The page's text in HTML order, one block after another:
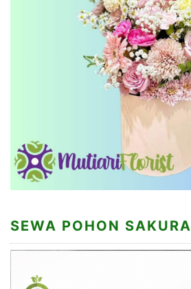
SEWA POHON SAKURA